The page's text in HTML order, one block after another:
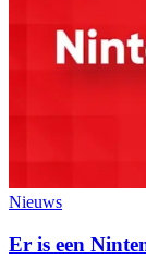
Nieuws
Er is een